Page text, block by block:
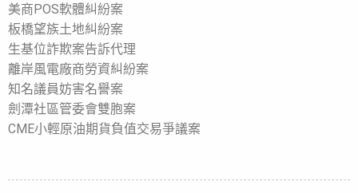
美商POS軟體糾紛案
板橋望族土地糾紛案
生基位詐欺案告訴代理
離岸風電廠商勞資糾紛案
知名議員妨害名譽案
劍潭社區管委會雙胞案
CME小輕原油期貨負值交易爭議案